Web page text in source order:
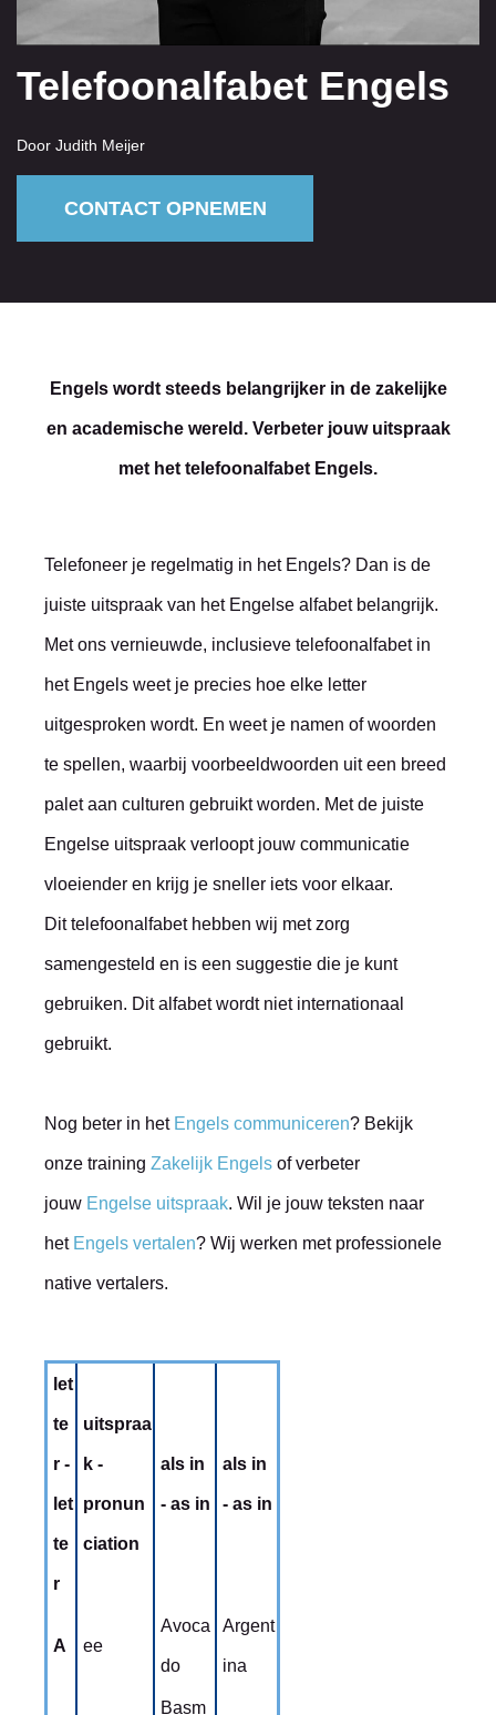
Telefoonalfabet Engels
Door Judith Meijer
CONTACT OPNEMEN
Engels wordt steeds belangrijker in de zakelijke
en academische wereld. Verbeter jouw uitspraak
met het telefoonalfabet Engels.
Telefoneer je regelmatig in het Engels? Dan is de
juiste uitspraak van het Engelse alfabet belangrijk.
Met ons vernieuwde, inclusieve telefoonalfabet in
het Engels weet je precies hoe elke letter
uitgesproken wordt. En weet je namen of woorden
te spellen, waarbij voorbeeldwoorden uit een breed
palet aan culturen gebruikt worden. Met de juiste
Engelse uitspraak verloopt jouw communicatie
vloeiender en krijg je sneller iets voor elkaar.
Dit telefoonalfabet hebben wij met zorg
samengesteld en is een suggestie die je kunt
gebruiken. Dit alfabet wordt niet internationaal
gebruikt.
Nog beter in het Engels communiceren? Bekijk
onze training Zakelijk Engels of verbeter
jouw Engelse uitspraak. Wil je jouw teksten naar
het Engels vertalen? Wij werken met professionele
native vertalers.
let
te
r -
let
te
r
uitspraa
k -
pronun
ciation
als in
- as in
als in
- as in
A ee
Avoca
do
Argent
ina
Basm